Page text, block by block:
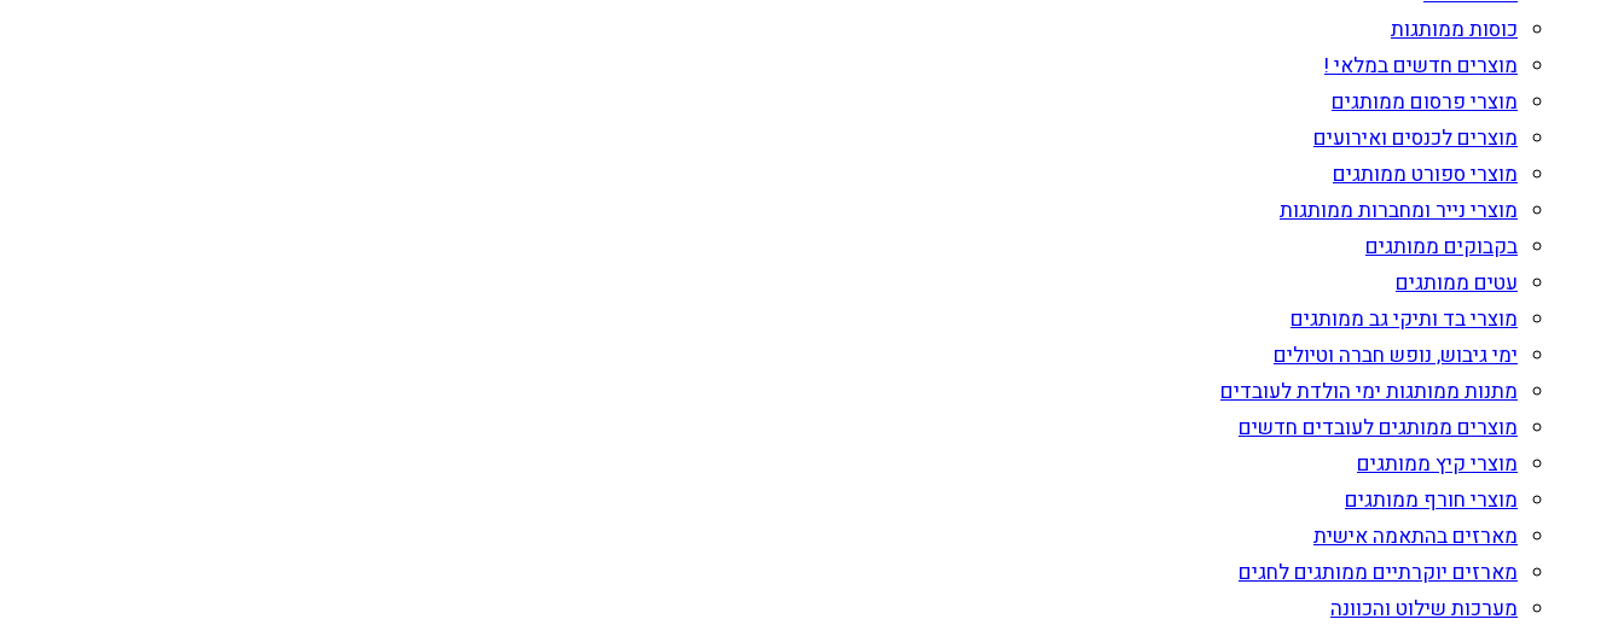
כוסות ממותגות
מוצרים חדשים במלאי !
מוצרי פרסום ממותגים
מוצרים לכנסים ואירועים
מוצרי ספורט ממותגים
מוצרי נייר ומחברות ממותגות
בקבוקים ממותגים
עטים ממותגים
מוצרי בד ותיקי גב ממותגים
ימי גיבוש, נופש חברה וטיולים
מתנות ממותגות ימי הולדת לעובדים
מוצרים ממותגים לעובדים חדשים
מוצרי קיץ ממותגים
מוצרי חורף ממותגים
מארזים בהתאמה אישית
מארזים יוקרתיים ממותגים לחגים
מערכות שילוט והכוונה